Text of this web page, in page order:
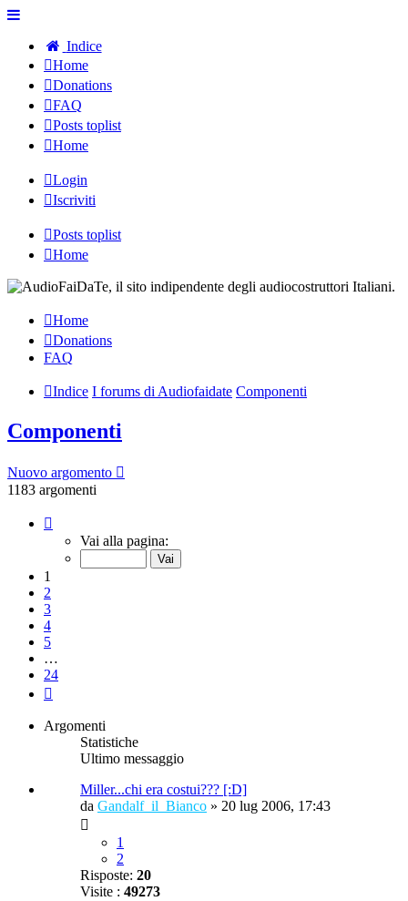
Indice
Home
Donations
FAQ
Posts toplist
Home
Login
Iscriviti
Posts toplist
Home
Home
Donations
FAQ
Indice I forums di Audiofaidate Componenti
Componenti
Nuovo argomento
1183 argomenti
Vai alla pagina:
1
2
3
4
5
…
24
Argomenti
Statistiche
Ultimo messaggio
Miller...chi era costui??? [:D]
da Gandalf_il_Bianco » 20 lug 2006, 17:43
1
2
Risposte: 20
Visite : 49273